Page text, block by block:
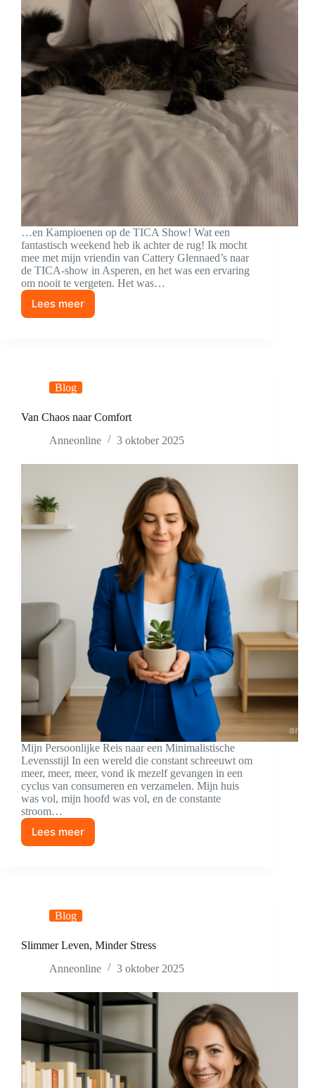
…en Kampioenen op de TICA Show! Wat een
fantastisch weekend heb ik achter de rug! Ik mocht
mee met mijn vriendin van Cattery Glennaed’s naar
de TICA-show in Asperen, en het was een ervaring
om nooit te vergeten. Het was…
Lees meer
Een
Blog
Van Chaos naar Comfort
Anneonline
3 oktober 2025
Mijn Persoonlijke Reis naar een Minimalistische
Levensstijl In een wereld die constant schreeuwt om
meer, meer, meer, vond ik mezelf gevangen in een
cyclus van consumeren en verzamelen. Mijn huis
was vol, mijn hoofd was vol, en de constante
stroom…
Lees meer
Van
Blog
Slimmer Leven, Minder Stress
Anneonline
3 oktober 2025